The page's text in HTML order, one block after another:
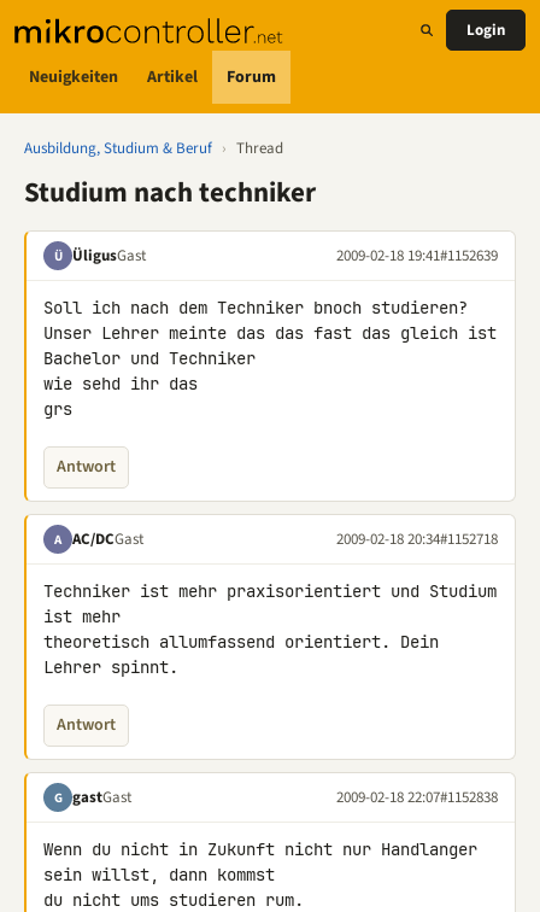
Neuigkeiten Artikel Forum
Login
Ausbildung, Studium & Beruf › Thread
Studium nach techniker
Ü ÜligusGast 2009-02-18 19:41#1152639
Soll ich nach dem Techniker bnoch studieren?
Unser Lehrer meinte das das fast das gleich ist
Bachelor und Techniker
wie sehd ihr das
grs
Antwort
A AC/DCGast 2009-02-18 20:34#1152718
Techniker ist mehr praxisorientiert und Studium
ist mehr
theoretisch allumfassend orientiert. Dein
Lehrer spinnt.
Antwort
G gastGast 2009-02-18 22:07#1152838
Wenn du nicht in Zukunft nicht nur Handlanger
sein willst, dann kommst
du nicht ums studieren rum.